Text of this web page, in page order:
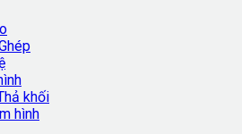
khối
hình